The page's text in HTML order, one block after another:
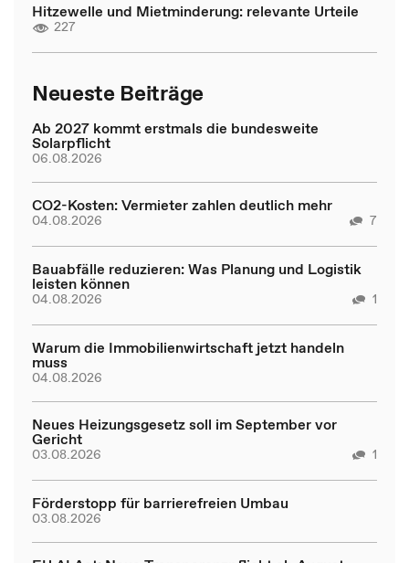
Hitzewelle und Mietminderung: relevante Urteile
227
Neueste Beiträge
Ab 2027 kommt erstmals die bundesweite
Solarpflicht
06.08.2026
CO2-Kosten: Vermieter zahlen deutlich mehr
04.08.2026 7
Bauabfälle reduzieren: Was Planung und Logistik
leisten können
04.08.2026 1
Warum die Immobilienwirtschaft jetzt handeln
muss
04.08.2026
Neues Heizungsgesetz soll im September vor
Gericht
03.08.2026 1
Förderstopp für barrierefreien Umbau
03.08.2026